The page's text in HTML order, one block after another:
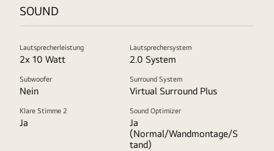
SOUND
Lautsprecherleistung
2x 10 Watt
Lautsprechersystem
2.0 System
Subwoofer
Nein
Surround System
Virtual Surround Plus
Klare Stimme 2
Ja
Sound Optimizer
Ja
(Normal/Wandmontage/S
tand)